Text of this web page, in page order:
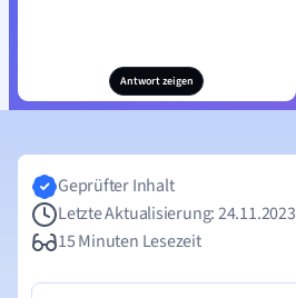
Antwort zeigen
Geprüfter Inhalt
Letzte Aktualisierung: 24.11.2023
15 Minuten Lesezeit